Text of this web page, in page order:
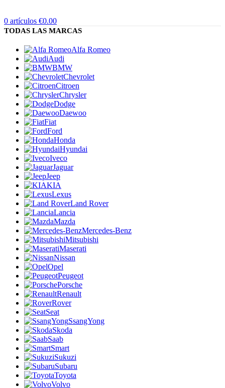
0 artículos €0.00
TODAS LAS MARCAS
Alfa Romeo
Audi
BMW
Chevrolet
Citroen
Chrysler
Dodge
Daewoo
Fiat
Ford
Honda
Hyundai
Iveco
Jaguar
Jeep
KIA
Lexus
Land Rover
Lancia
Mazda
Mercedes-Benz
Mitsubishi
Maserati
Nissan
Opel
Peugeot
Porsche
Renault
Rover
Seat
SsangYong
Skoda
Saab
Smart
Sukuzi
Subaru
Toyota
Volvo